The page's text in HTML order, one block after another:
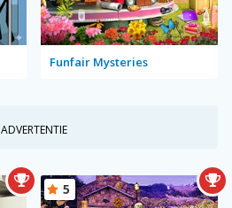
Funfair Mysteries
ADVERTENTIE
5